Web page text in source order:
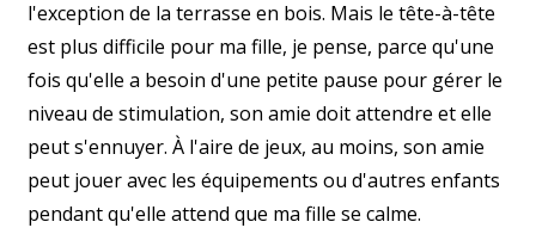
l'exception de la terrasse en bois. Mais le tête-à-tête
est plus difficile pour ma fille, je pense, parce qu'une
fois qu'elle a besoin d'une petite pause pour gérer le
niveau de stimulation, son amie doit attendre et elle
peut s'ennuyer. À l'aire de jeux, au moins, son amie
peut jouer avec les équipements ou d'autres enfants
pendant qu'elle attend que ma fille se calme.